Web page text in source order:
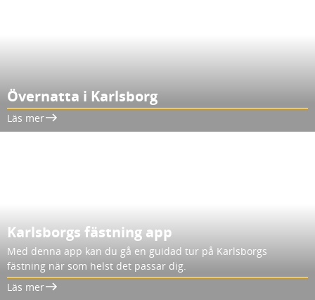
Övernatta i Karlsborg
Läs mer
Karlsborgs fästning app
Med denna app kan du gå en guidad tur på Karlsborgs
fästning när som helst det passar dig.
Läs mer